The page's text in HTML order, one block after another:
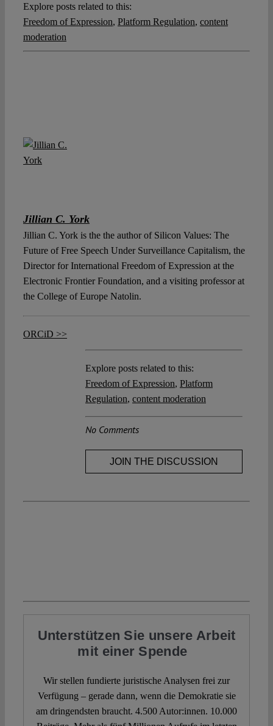
Explore posts related to this:
Freedom of Expression, Platform Regulation, content
moderation
Jillian C. York
Jillian C. York is the the author of Silicon Values: The
Future of Free Speech Under Surveillance Capitalism, the
Director for International Freedom of Expression at the
Electronic Frontier Foundation, and a visiting professor at
the College of Europe Natolin.
ORCiD >>
Explore posts related to this:
Freedom of Expression, Platform
Regulation, content moderation
No Comments
JOIN THE DISCUSSION
Unterstützen Sie unsere Arbeit
mit einer Spende
Wir stellen fundierte juristische Analysen frei zur
Verfügung – gerade dann, wenn die Demokratie sie
am dringendsten braucht. 4.500 Autor:innen. 10.000